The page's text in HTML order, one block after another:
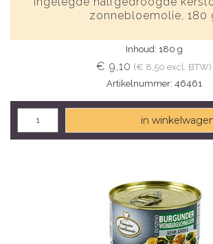
zonnebloemolie, 180
Inhoud: 180 g
€ 9,10 (€ 8,50 excl. BTW)
Artikelnummer: 46461
in